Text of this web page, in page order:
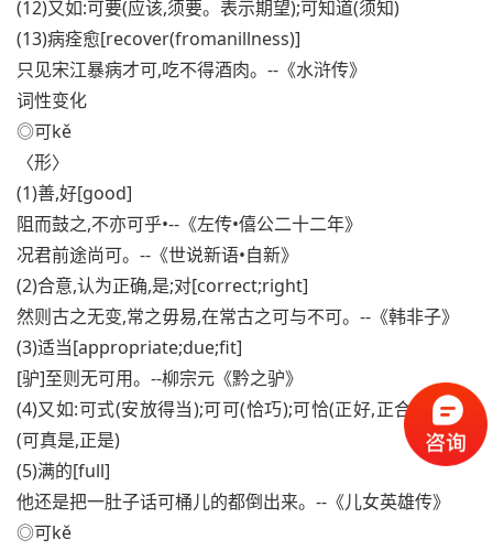
(12)又如:可要(应该,须要。表示期望);可知道(须知)
(13)病痊愈[recover(fromanillness)]
只见宋江暴病才可,吃不得酒肉。--《水浒传》
词性变化
◎可kě
〈形〉
(1)善,好[good]
阻而鼓之,不亦可乎•--《左传•僖公二十二年》
况君前途尚可。--《世说新语•自新》
(2)合意,认为正确,是;对[correct;right]
然则古之无变,常之毋易,在常古之可与不可。--《韩非子》
(3)适当[appropriate;due;fit]
[驴]至则无可用。--柳宗元《黔之驴》
(4)又如:可式(安放得当);可可(恰巧);可恰(正好,正合适);可道
(可真是,正是)
(5)满的[full]
他还是把一肚子话可桶儿的都倒出来。--《儿女英雄传》
◎可kě